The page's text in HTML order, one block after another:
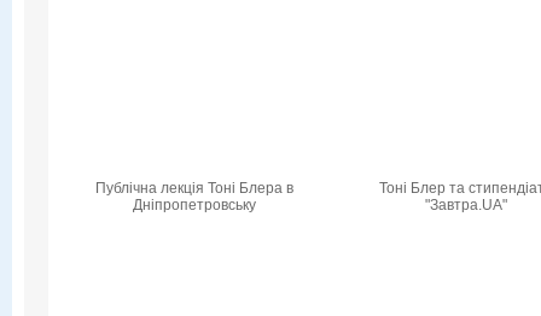
Публічна лекція Тоні Блера в
Дніпропетровську
Тоні Блер та
"Завтра.UA"